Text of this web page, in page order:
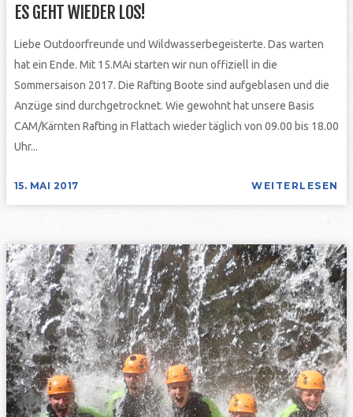
ES GEHT WIEDER LOS!
Liebe Outdoorfreunde und Wildwasserbegeisterte. Das warten
hat ein Ende. Mit 15.MAi starten wir nun offiziell in die
Sommersaison 2017. Die Rafting Boote sind aufgeblasen und die
Anzüge sind durchgetrocknet. Wie gewohnt hat unsere Basis
CAM/Kärnten Rafting in Flattach wieder täglich von 09.00 bis 18.00
Uhr...
15. MAI 2017 WEITERLESEN